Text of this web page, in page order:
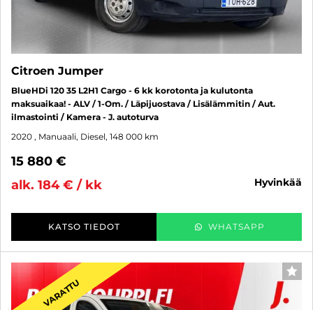
Citroen Jumper
BlueHDi 120 35 L2H1 Cargo - 6 kk korotonta ja kulutonta
maksuaikaa! - ALV / 1-Om. / Läpijuostava / Lisälämmitin / Aut.
ilmastointi / Kamera - J. autoturva
2020 , Manuaali, Diesel, 148 000 km
15 880 €
alk. 184 € / kk
hyvinkää
KATSO TIEDOT WHATSAPP
VARATTU